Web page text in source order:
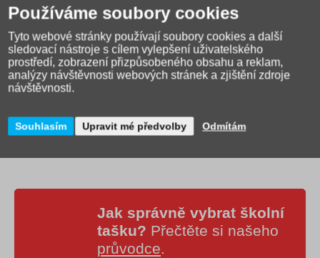
Vhodné pro děti od 3 let.
Jak správně vybrat školní
tašku? Přečtěte si našeho
průvodce.
Používáme soubory cookies
Tyto webové stránky používají soubory cookies a další
sledovací nástroje s cílem vylepšení uživatelského
prostředí, zobrazení přizpůsobeného obsahu a reklam,
analýzy návštěvnosti webových stránek a zjištění zdroje
návštěvnosti.
Souhlasím Upravit mé předvolby Odmítám